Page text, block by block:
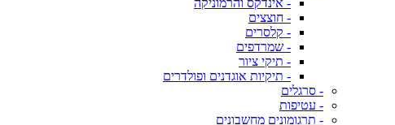
- אינדקס והרמוניקה
- חוצצים
- קלסרים
- שמרדפים
- תיקי ציור
- תיקיות אוגדנים ופולדרים
- סרגלים
- עטיפות
- תרגומונים מחשבונים